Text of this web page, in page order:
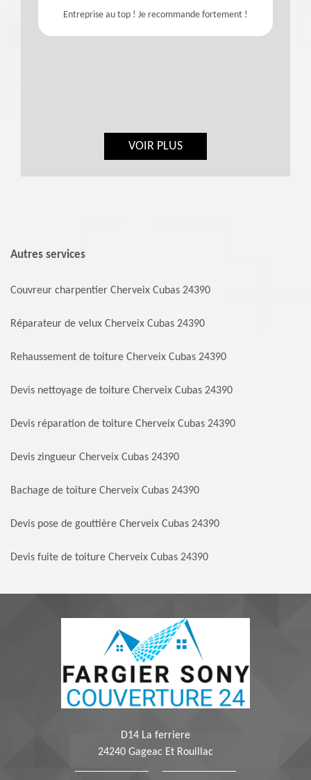
Entreprise au top ! Je recommande fortement !
VOIR PLUS
Autres services
Couvreur charpentier Cherveix Cubas 24390
Réparateur de velux Cherveix Cubas 24390
Rehaussement de toiture Cherveix Cubas 24390
Devis nettoyage de toiture Cherveix Cubas 24390
Devis réparation de toiture Cherveix Cubas 24390
Devis zingueur Cherveix Cubas 24390
Bachage de toiture Cherveix Cubas 24390
Devis pose de gouttière Cherveix Cubas 24390
Devis fuite de toiture Cherveix Cubas 24390
D14 La ferriere
24240 Gageac Et Rouillac